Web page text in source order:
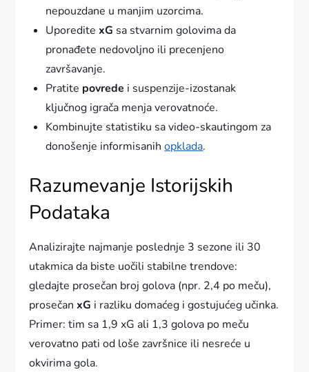
nepouzdane u manjim uzorcima.
UporeditexG sa stvarnim golovima da
pronađete nedovoljno ili precenjeno
završavanje.
Pratite povrede i suspenzije-izostanak
ključnog igrača menja verovatnoće.
Kombinujte statistiku sa video-skautingom za
donošenje informisanihopklada.
Razumevanje Istorijskih
Podataka
Analizirajte najmanje poslednje 3 sezone ili 30
utakmica da biste uočili stabilne trendove:
gledajte prosečan broj golova (npr. 2,4 po meču),
prosečanxG i razliku domaćeg i gostujućeg učinka.
Primer: tim sa 1,9 xG ali 1,3 golova po meču
verovatno pati od loše završnice ili nesreće u
okvirima gola.